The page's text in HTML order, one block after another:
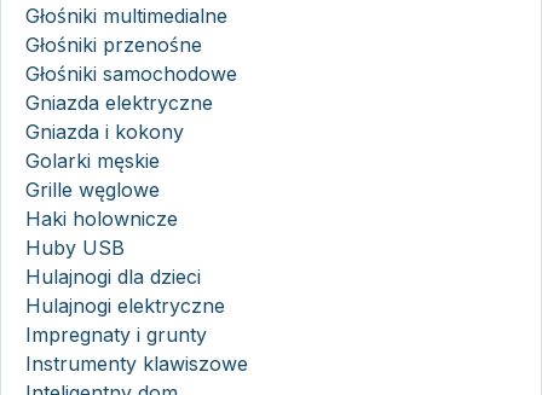
Głośniki multimedialne
Głośniki przenośne
Głośniki samochodowe
Gniazda elektryczne
Gniazda i kokony
Golarki męskie
Grille węglowe
Haki holownicze
Huby USB
Hulajnogi dla dzieci
Hulajnogi elektryczne
Impregnaty i grunty
Instrumenty klawiszowe